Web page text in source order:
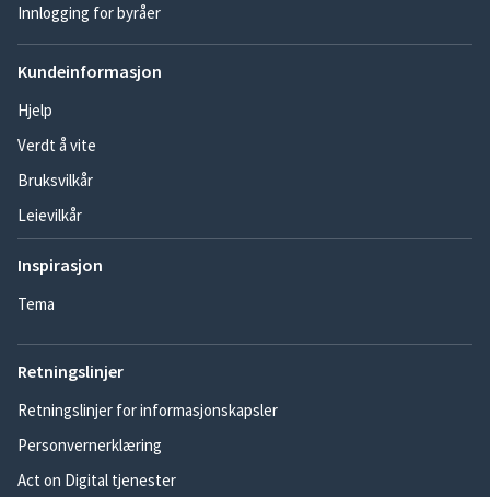
Innlogging for byråer
Kundeinformasjon
Hjelp
Verdt å vite
Bruksvilkår
Leievilkår
Inspirasjon
Tema
Retningslinjer
Retningslinjer for informasjonskapsler
Personvernerklæring
Act on Digital tjenester